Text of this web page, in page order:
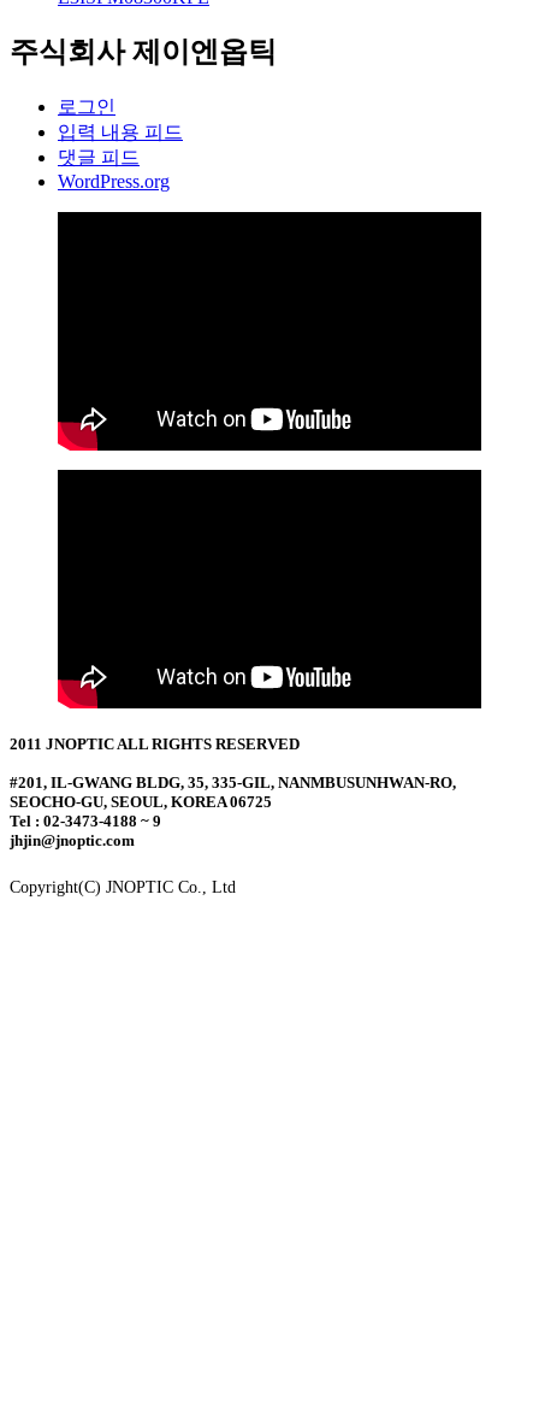
주식회사 제이엔옵틱
로그인
입력 내용 피드
댓글 피드
WordPress.org
2011 JNOPTIC ALL RIGHTS RESERVED
#201, IL-GWANG BLDG, 35, 335-GIL, NANMBUSUNHWAN-RO,
SEOCHO-GU, SEOUL, KOREA 06725
Tel : 02-3473-4188 ~ 9
jhjin@jnoptic.com